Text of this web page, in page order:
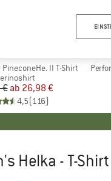
II T-Shirt
Preis
€ reduzierter Preis
ab 26,98 €
4,5(116)
Helka - T-Shirt